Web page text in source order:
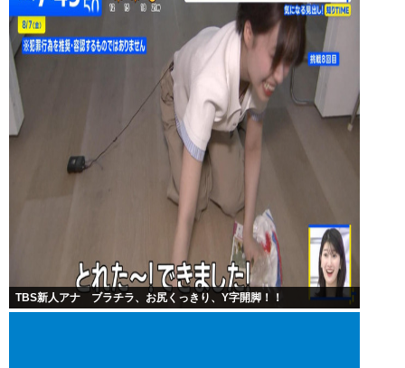
TBS新人アナ ブラチラ、お尻くっきり、Y字開脚！！